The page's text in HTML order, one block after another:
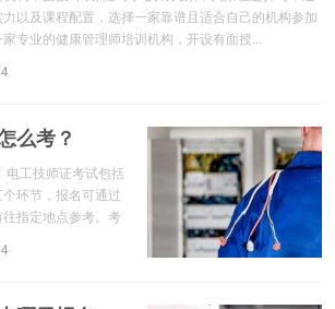
以及课程配置，选择一家靠谱且适合自己的机构参加
专业的健康管理师培训机构，开设有面授...
么考？
电工技师证考试包括
环节，报名可通过
指定地点参考。考
安排。丹东优路...